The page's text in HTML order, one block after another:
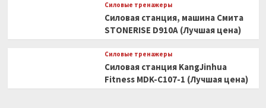
Силовые тренажеры
Силовая станция, машина Смита
STONERISE D910A (Лучшая цена)
Силовые тренажеры
Силовая станция KangJinhua
Fitness MDK-C107-1 (Лучшая цена)